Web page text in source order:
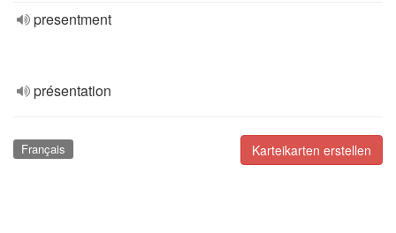
presentment
présentation
Karteikarten erstellen
Français